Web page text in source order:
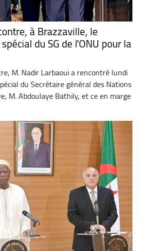
à Brazzaville, le
du SG de l'ONU pour la
M. Nadir Larbaoui a rencontré lundi
du Secrétaire général des Nations
M. Abdoulaye Bathily, et ce en marge